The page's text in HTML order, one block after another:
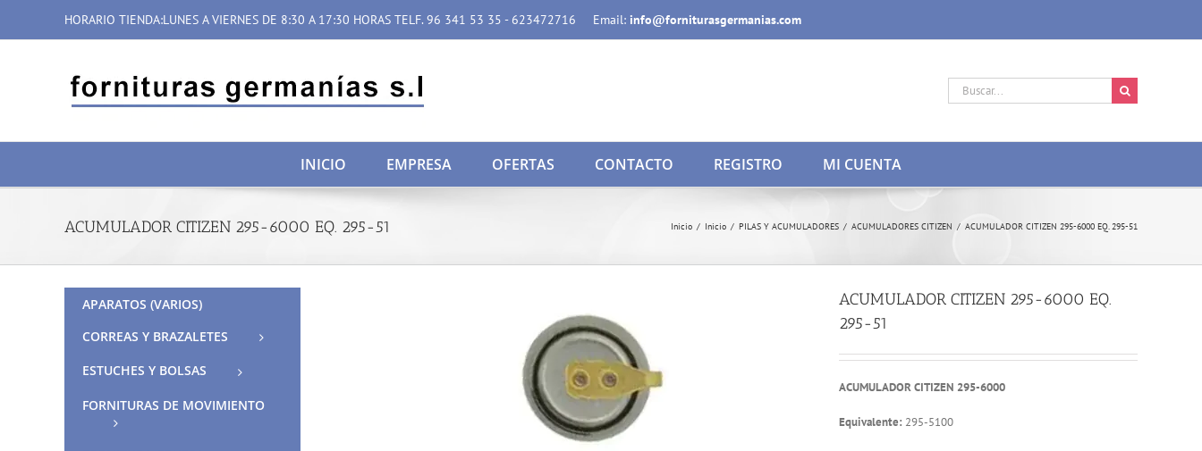
contenido
HORARIO TIENDA:LUNES A VIERNES DE 8:30 A 17:30 HORAS TELF. 96 341 53 35 - 623472716 Email: info@forniturasgermanias.com
Buscar:
INICIO EMPRESA OFERTAS CONTACTO REGISTRO MI CUENTA
ACUMULADOR CITIZEN 295-6000 EQ. 295-51 Inicio / Inicio / PILAS Y ACUMULADORES / ACUMULADORES CITIZEN / ACUMULADOR CITIZEN 295-6000 EQ. 295-51
ACUMULADOR CITIZEN 295-6000 EQ.
295-51
ACUMULADOR CITIZEN 295-6000
Equivalente: 295-5100
APARATOS (VARIOS)
CORREAS Y BRAZALETES
ESTUCHES Y BOLSAS
FORNITURAS DE MOVIMIENTO